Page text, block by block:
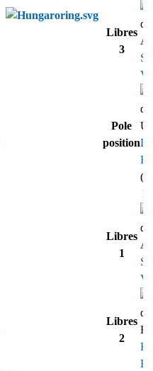
Libres
3
Pole
position
Libres
1
Libres
2